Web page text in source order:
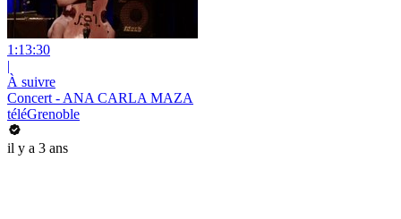
1:13:30
|
À suivre
Concert - ANA CARLA MAZA
téléGrenoble
il y a 3 ans